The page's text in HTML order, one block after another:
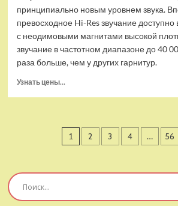
принципиально новым уровнем звука.
превосходное Hi-Res звучание
с неодимовыми магнитами высокой
звучание в частотном диапазоне до 40
раза больше, чем у других гарнитур.
Узнать цены...
наушники
Arctis
Пагинация
1 2 3 4 … 56